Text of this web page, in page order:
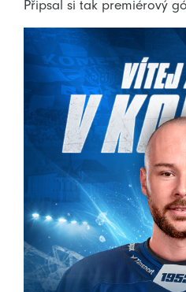
Připsal si tak premiérový